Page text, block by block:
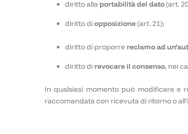
diritto allaportabilità del dato(art.
diritto diopposizione(art. 21);
diritto di proporrereclamo ad
diritto direvocare il consenso, nei
In qualsiasi momento può modificare e
raccomandata con ricevuta di ritorno o